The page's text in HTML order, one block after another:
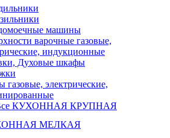
машины
варочные газовые,
индукционные
Духовые шкафы
газовые, электрические,
Все КУХОННАЯ КРУПНАЯ
МЕЛКАЯ